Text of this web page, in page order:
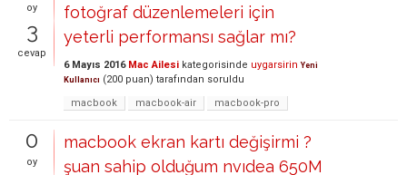
oy
3
cevap
fotoğraf düzenlemeleri için
yeterli performansı sağlar mı?
6 Mayıs 2016 Mac Ailesi kategorisinde uygarsirin Yeni
Kullanıcı (200 puan) tarafından soruldu
macbook
macbook-air macbook-pro
0
oy
macbook ekran kartı değişirmi ?
şuan sahip olduğum nvıdea 650M